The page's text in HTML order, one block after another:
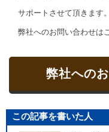
サポートさせて頂きます。
弊社へのお問い合わせは
弊社への
この記事を書いた人